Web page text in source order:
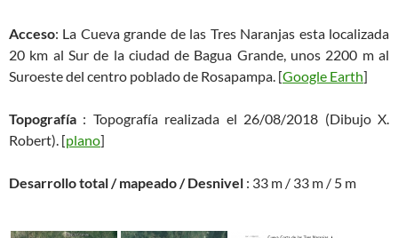
Acceso: La Cueva grande de las Tres Naranjas esta localizada
20 km al Sur de la ciudad de Bagua Grande, unos 2200 m al
Suroeste del centro poblado de Rosapampa. [Google Earth]
Topografía : Topografía realizada el 26/08/2018 (Dibujo X.
Robert). [plano]
Desarrollo total / mapeado / Desnivel : 33 m / 33 m / 5 m